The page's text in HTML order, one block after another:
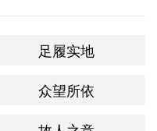
足履实地
众望所依